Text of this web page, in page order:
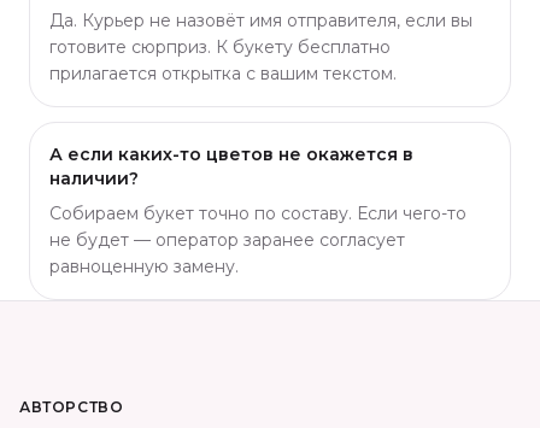
Да. Курьер не назовёт имя отправителя, если вы
готовите сюрприз. К букету бесплатно
прилагается открытка с вашим текстом.
А если каких-то цветов не окажется в
наличии?
Собираем букет точно по составу. Если чего-то
не будет — оператор заранее согласует
равноценную замену.
АВТОРСТВО